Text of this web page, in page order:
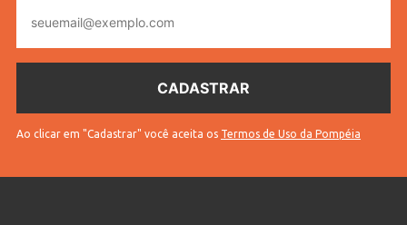
mail
Ao clicar em "Cadastrar" você aceita os Termos de Uso da Pompéia